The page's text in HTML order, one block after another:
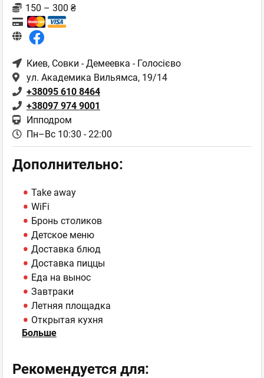
150 – 300 ₴
Киев, Совки - Демеевка - Голосієво
ул. Академика Вильямса, 19/14
+38095 610 8464
+38097 974 9001
Ипподром
Пн–Вс 10:30 - 22:00
Дополнительно:
Take away
WiFi
Бронь столиков
Детское меню
Доставка блюд
Доставка пиццы
Еда на вынос
Завтраки
Летняя площадка
Открытая кухня
Парковка
Больше
Рекомендуется для: